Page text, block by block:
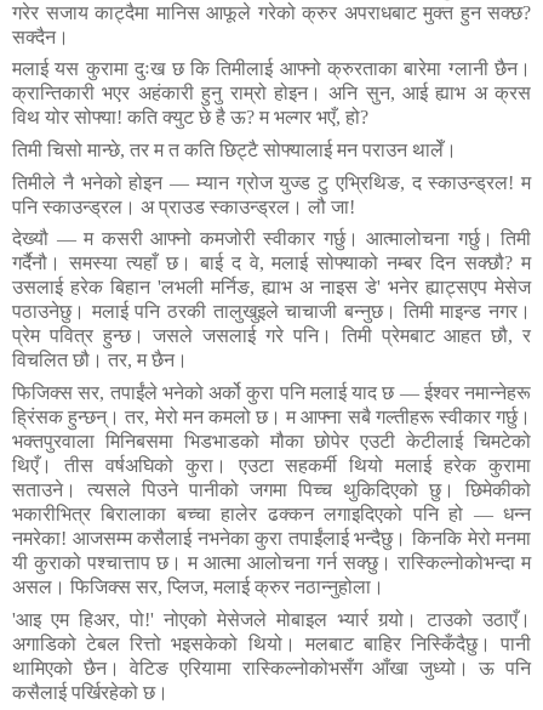
गरेर सजाय काट्दैमा मानिस आफूले गरेको क्रुर अपराधबाट मुक्त हुन सक्छ?
सक्दैन।
मलाई यस कुरामा दुःख छ कि तिमीलाई आफ्नो क्रुरताका बारेमा ग्लानी छैन।
क्रान्तिकारी भएर अहंकारी हुनु राम्रो होइन। अनि सुन, आई ह्याभ अ क्रस
विथ योर सोफ्या! कति क्युट छे है ऊ? म भल्गर भएँ, हो?
तिमी चिसो मान्छे, तर म त कति छिट्टै सोफ्यालाई मन पराउन थालेँ।
तिमीले नै भनेको होइन— म्यान ग्रोज युज्ड टु एभ्रिथिङ, द स्काउन्ड्रल! म
पनि स्काउन्ड्रल। अ प्राउड स्काउन्ड्रल। लौ जा!
देख्यौ — म कसरी आफ्नो कमजोरी स्वीकार गर्छु। आत्मालोचना गर्छु। तिमी
गर्दैनौ।
समस्या त्यहाँ छ। बाई द वे,मलाई सोफ्याको नम्बर दिन सक्छौ?म
उसलाई हरेक बिहान 'लभली मर्निङ, ह्याभ अ नाइस डे' भनेर ह्याट्सएप मेसेज
पठाउनेछु। मलाई पनि ठरकी तालुखुइले चाचाजी बन्नुछ। तिमी माइन्ड नगर।
प्रेम पवित्र हुन्छ। जसले जसलाई गरे पनि। तिमी प्रेमबाट आहत छौ,र
विचलित छौ। तर, म छैन।
फिजिक्स सर, तपाईंले भनेको अर्को कुरा पनि मलाई याद छ— ईश्वर नमान्नेहरू
ह्रिंसक हुन्छन्। तर, मेरो मन कमलो छ। म आफ्ना सबै गल्तीहरू स्वीकार गर्छु।
भक्तपुरवाला मिनिबसमा भिडभाडको मौका छोपेर एउटी केटीलाई चिमटेको
थिएँ।
तीस वर्षअघिको कुरा। एउटा सहकर्मी थियो मलाई हरेक कुरामा
सताउने।
त्यसले पिउने पानीको जगमा पिच्च थुकिदिएको छु।
छिमेकीको
भकारीभित्र बिरालाका बच्चा हालेर ढक्कन लगाइदिएको पनि हो —धन्न
नमरेका! आजसम्म कसैलाई नभनेका कुरा तपाईंलाई भन्दैछु। किनकि मेरो मनमा
यी कुराको पश्चात्ताप छ। म आत्मा आलोचना गर्न सक्छु। रास्किल्नोकोभन्दा म
असल। फिजिक्स सर, प्लिज, मलाई क्रुर नठान्नुहोला।
'आइ एम हिअर, पो!' नोएको मेसेजले मोबाइल भ्यार्र गर्‍यो। टाउको उठाएँ।
अगाडिको टेबल रित्तो भइसकेको थियो। मलबाट बाहिर निस्किँदैछु।
पानी
थामिएको छैन। वेटिङ एरियामा रास्किल्नोकोभसँग आँखा जुध्यो। ऊ पनि
कसैलाई पर्खिरहेको छ।